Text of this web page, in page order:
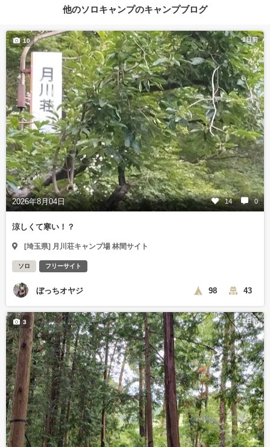
他のソロキャンプのキャンプブログ
1日前
2026年8月04日 14 0
10
涼しくて寒い！？
[埼玉県] 月川荘キャンプ場 林間サイト
ソロ フリーサイト
ぼっちオヤジ 98 43
2日前
3